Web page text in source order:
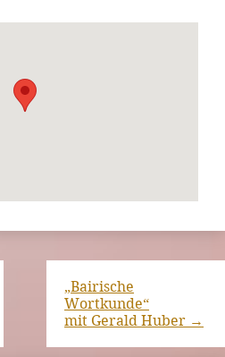
„Bairische
Wortkunde“
mit Gerald Huber →